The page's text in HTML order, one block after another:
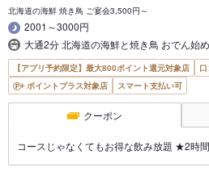
北海道の海鮮 焼き鳥 ご宴会3,500円～
2001～3000円
大通2分 北海道の海鮮と焼き鳥 おでん始
【アプリ予約限定】最大800ポイント還元対象店
ポイントプラス対象店
スマート支払い可
クーポン
コースじゃなくてもお得な飲み放題 ★2